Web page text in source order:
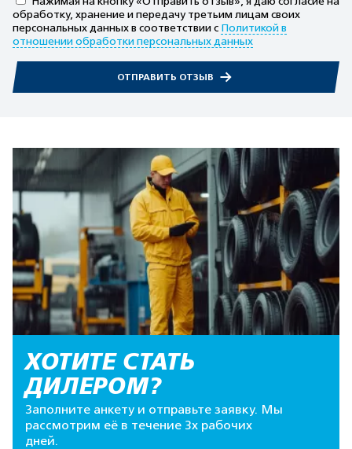
обработку, хранение и передачу третьим лицам своих
персональных данных в соответствии с Политикой в
отношении обработки персональных данных
ОТПРАВИТЬ ОТЗЫВ
ХОТИТЕ СТАТЬ
ДИЛЕРОМ?
Заполните анкету и отправьте заявку. Мы
рассмотрим её в течение 3х рабочих
дней.